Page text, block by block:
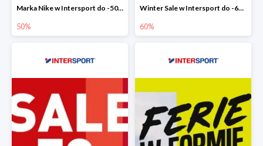
Marka Nike w Intersport do -50%
50%
Winter Sale w Intersport do -60%
60%